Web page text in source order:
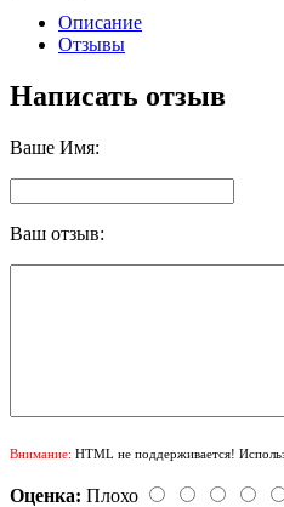
Описание
Отзывы
Написать отзыв
Ваше Имя:
Ваш отзыв:
Внимание: HTML не поддерживается!
Оценка: Плохо